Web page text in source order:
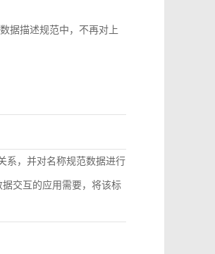
据描述规范中，不再对上
系，并对名称规范数据进行
交互的应用需要，将该标